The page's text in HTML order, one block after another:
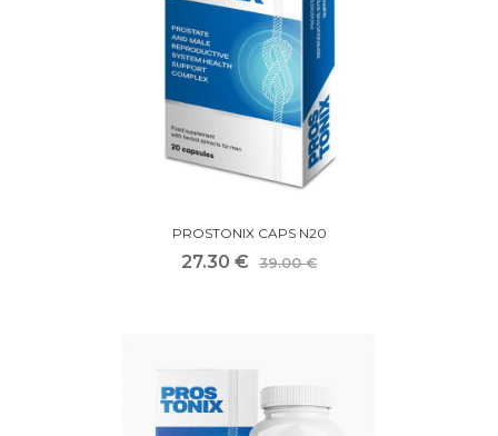
PROSTONIX CAPS N20
27.30 € 39.00 €